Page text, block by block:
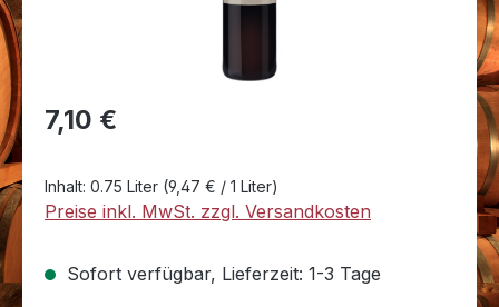
Regulärer Preis:
7,10 €
Inhalt: 0.75 Liter (9,47 € / 1 Liter)
Preise inkl. MwSt. zzgl. Versandkosten
Sofort verfügbar, Lieferzeit: 1-3 Tage